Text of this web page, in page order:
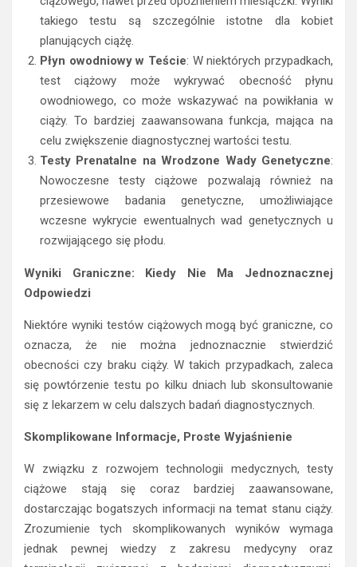
takiego testu są szczególnie istotne dla kobiet
planujących ciążę.
Płyn owodniowy w Teście: W niektórych przypadkach,
test ciążowy może wykrywać obecność płynu
owodniowego, co może wskazywać na powikłania w
ciąży. To bardziej zaawansowana funkcja, mająca na
celu zwiększenie diagnostycznej wartości testu.
Testy Prenatalne na Wrodzone Wady Genetyczne:
Nowoczesne testy ciążowe pozwalają również na
przesiewowe badania genetyczne, umożliwiające
wczesne wykrycie ewentualnych wad genetycznych u
rozwijającego się płodu.
Wyniki Graniczne: Kiedy Nie Ma Jednoznacznej
Odpowiedzi
Niektóre wyniki testów ciążowych mogą być graniczne, co
oznacza, że nie można jednoznacznie stwierdzić
obecności czy braku ciąży. W takich przypadkach, zaleca
się powtórzenie testu po kilku dniach lub skonsultowanie
się z lekarzem w celu dalszych badań diagnostycznych.
Skomplikowane Informacje, Proste Wyjaśnienie
W związku z rozwojem technologii medycznych, testy
ciążowe stają się coraz bardziej zaawansowane,
dostarczając bogatszych informacji na temat stanu ciąży.
Zrozumienie tych skomplikowanych wyników wymaga
jednak pewnej wiedzy z zakresu medycyny oraz